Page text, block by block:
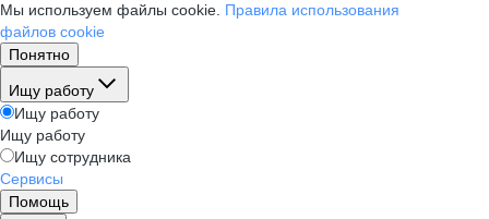
Мы используем файлы cookie. Правила использования
файлов cookie
Понятно
Ищу работу
Ищу работу
Ищу работу
Ищу сотрудника
Сервисы
Помощь